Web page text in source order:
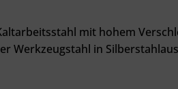
mit hohem
Werkzeugstahl in